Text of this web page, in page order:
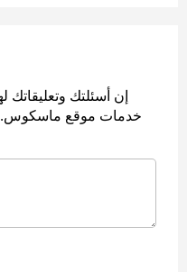
إن أسئلتك وتعليقاتك
خدمات موقع ماسكوس.